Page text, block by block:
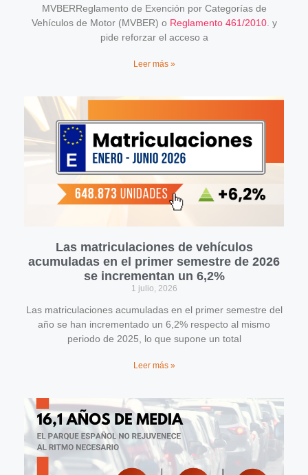
MVBERReglamento de Exención por Categorías de
Vehículos de Motor (MVBER) o Reglamento 461/2010. y
pide reforzar el acceso a
Leer más »
Las matriculaciones de vehículos
acumuladas en el primer semestre de 2026
se incrementan un 6,2%
1 julio, 2026
Las matriculaciones acumuladas en el primer semestre del
año se han incrementado un 6,2% respecto al mismo
periodo de 2025, lo que supone un total
Leer más »